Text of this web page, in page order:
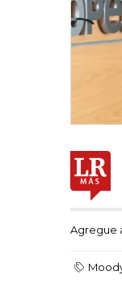
Agregue